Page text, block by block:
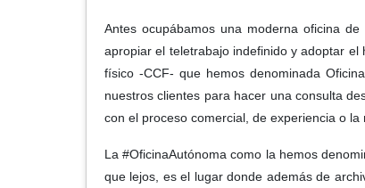
Antes ocupábamos una moderna oficina
apropiar el teletrabajo indefinido y adoptar
físico -CCF- que hemos denominada
nuestros clientes para hacer una consulta
con el proceso comercial, de experiencia o la
La #OficinaAutónoma como la hemos
que lejos, es el lugar donde además de